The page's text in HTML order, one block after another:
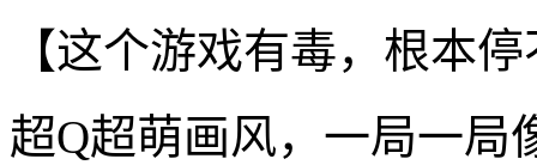
【这个游戏有毒，根本
超Q超萌画风，一局一局